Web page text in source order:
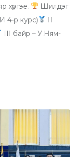
хүргэе.
Шилдэг
4-р курс)
II
III байр – У.Ням-